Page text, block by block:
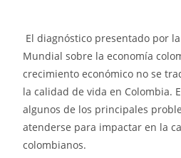
El diagnóstico presentado por la
Mundial sobre la economía
crecimiento económico no se
la calidad de vida en Colombia.
algunos de los principales
atenderse para impactar en la
colombianos.